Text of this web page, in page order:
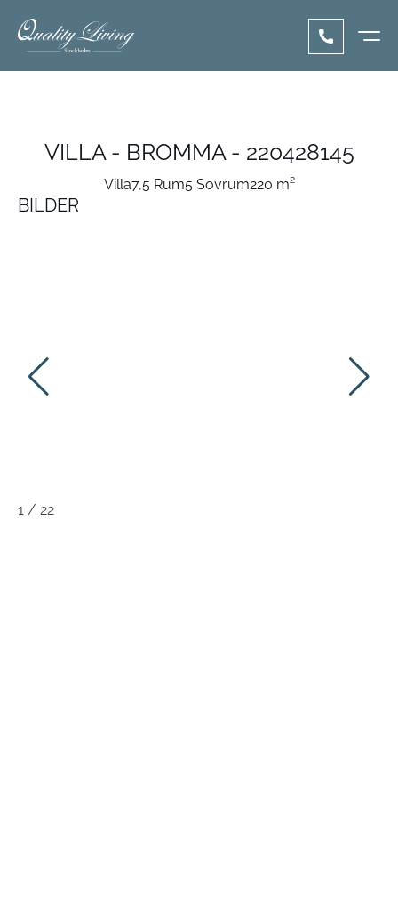
VILLA - BROMMA - 220428145
Villa7,5 Rum5 Sovrum220 m²
BILDER
1 / 22